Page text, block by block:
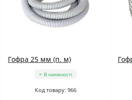
Гофра 25 мм (п. м)
В наявності
Код товару: 966